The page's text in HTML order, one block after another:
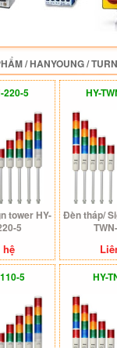
/HANYOUNG/
220-5
tower HY-
5
hệ
HY-
Đèn tháp/
5 HY-